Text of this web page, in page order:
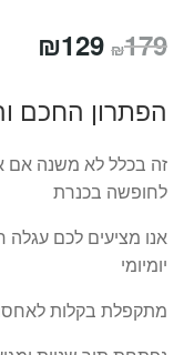
₪179 המחיר
היה:
₪179.
₪129
הפתרון החכם
זה בכלל לא משנה אם
לחופשה בכנרת
אנו מציעים לכם
יומיומי
מתקפלת בקלות